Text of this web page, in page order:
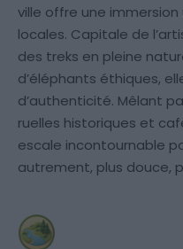
ville offre une
locales. Capitale de
des treks en pleine
d’éléphants éthiques,
d’authenticité. Mêlant
ruelles historiques et
escale incontournable
autrement, plus douce,